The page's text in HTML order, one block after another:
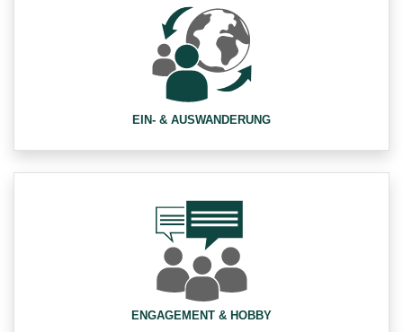
EIN- & AUSWANDERUNG
ENGAGEMENT & HOBBY